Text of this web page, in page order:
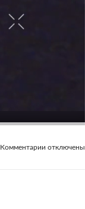
Комментарии отключены